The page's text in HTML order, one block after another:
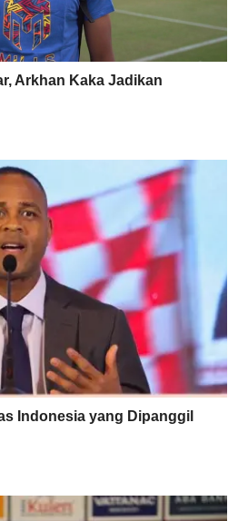
Arkhan Kaka Jadikan
Indonesia yang Dipanggil